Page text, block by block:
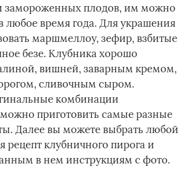
замороженных плодов, им можно
любое время года. Для украшения
маршмеллоу, зефир, взбитые
безе. Клубника хорошо
вишней, заварным кремом,
сливочным сыром.
комбинации
приготовить самые разные
Далее вы можете выбрать любой
рецепт клубничного пирога и
в нем инструкциям с фото.